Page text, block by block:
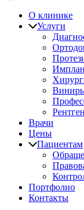
О клинике
Услуги
Врачи
Цены
Пациентам
Портфолио
Контакты